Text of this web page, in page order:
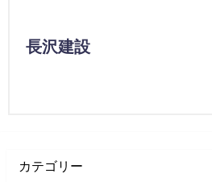
長沢建設
カテゴリー